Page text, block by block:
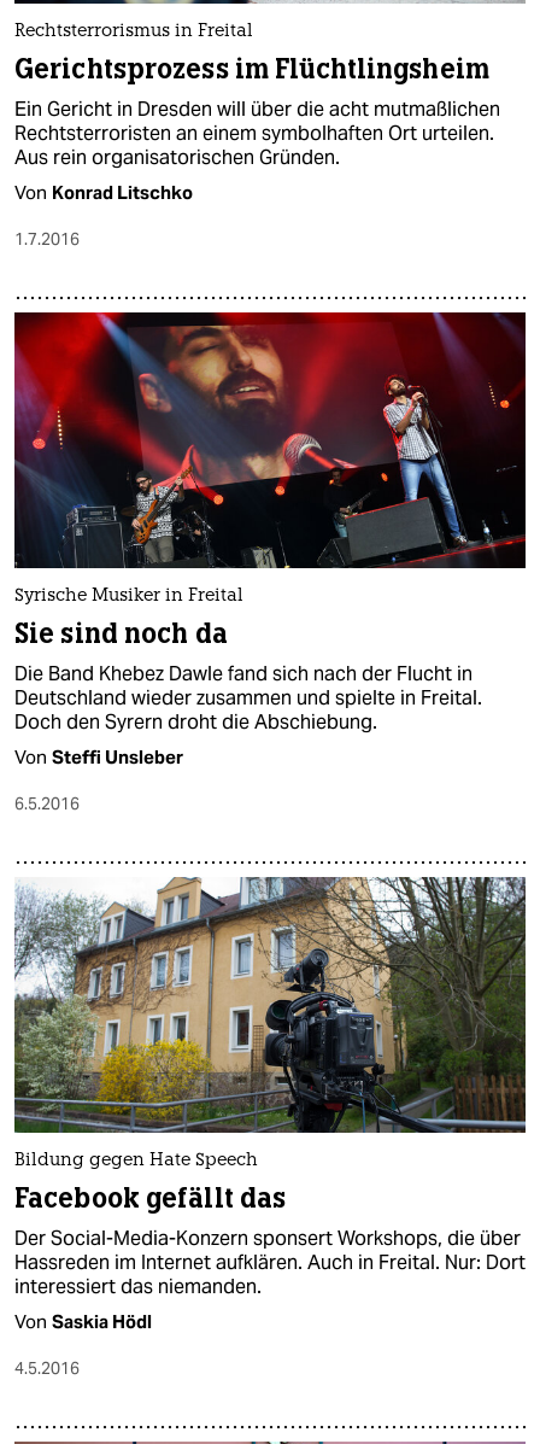
Rechtsterrorismus in Freital
Gerichtsprozess im Flüchtlingsheim
Ein Gericht in Dresden will über die acht mutmaßlichen
Rechtsterroristen an einem symbolhaften Ort urteilen.
Aus rein organisatorischen Gründen.
Von Konrad Litschko
1.7.2016
Syrische Musiker in Freital
Sie sind noch da
Die Band Khebez Dawle fand sich nach der Flucht in
Deutschland wieder zusammen und spielte in Freital.
Doch den Syrern droht die Abschiebung.
Von Steffi Unsleber
6.5.2016
Bildung gegen Hate Speech
Facebook gefällt das
Der Social-Media-Konzern sponsert Workshops, die über
Hassreden im Internet aufklären. Auch in Freital. Nur: Dort
interessiert das niemanden.
Von Saskia Hödl
4.5.2016